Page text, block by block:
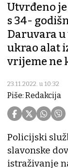
Utvrđeno
s 34-
Daruvara
ukrao alat
vrijeme ne
23.11.2022. u 10:32
Piše: Redakcija
Policijski
slavonske
istraživanje